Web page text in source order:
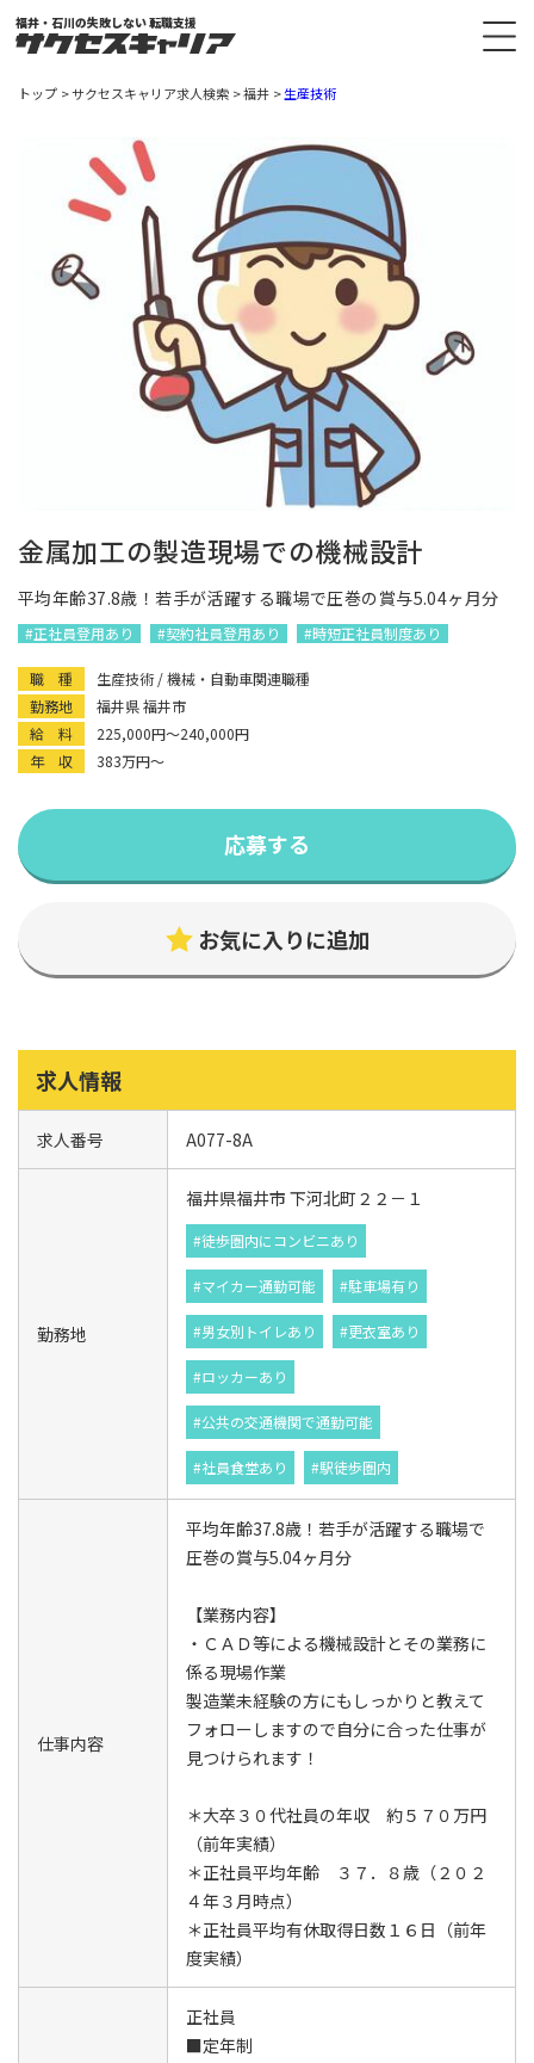
福井・石川の失敗しない 転職支援
トップ サクセスキャリア求人検索 福井 生産技術
金属加工の製造現場での機械設計
平均年齢37.8歳！若手が活躍する職場で圧巻の賞与5.04ヶ月分
#正社員登用あり #契約社員登用あり #時短正社員制度あり
職 種
生産技術 / 機械・自動車関連職種
勤務地
福井県 福井市
給 料
225,000円〜240,000円
年 収
383万円〜
応募する
お気に入りに追加
求人情報
求人番号 A077-8A
勤務地
福井県福井市 下河北町２２－１
#徒歩圏内にコンビニあり
#マイカー通勤可能 #駐車場有り
#男女別トイレあり #更衣室あり
#ロッカーあり
#公共の交通機関で通勤可能
#社員食堂あり #駅徒歩圏内
仕事内容
平均年齢37.8歳！若手が活躍する職場で
圧巻の賞与5.04ヶ月分
【業務内容】
・ＣＡＤ等による機械設計とその業務に
係る現場作業
製造業未経験の方にもしっかりと教えて
フォローしますので自分に合った仕事が
見つけられます！
＊大卒３０代社員の年収 約５７０万円
（前年実績）
＊正社員平均年齢 ３７．８歳（２０２
４年３月時点）
＊正社員平均有休取得日数１６日（前年
度実績）
正社員
■定年制